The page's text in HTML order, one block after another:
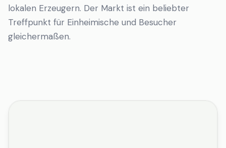
lokalen Erzeugern. Der Markt ist ein beliebter
Treffpunkt für Einheimische und Besucher
gleichermaßen.